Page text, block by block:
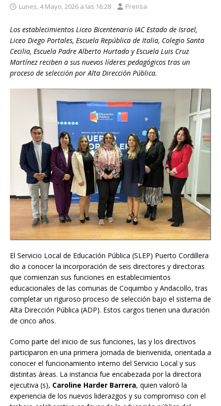
Lunes, 4 Mayo, 2026 a las 16:28 Prensa
Los establecimientos Liceo Bicentenario IAC Estado de Israel,
Liceo Diego Portales, Escuela República de Italia, Colegio Santa
Cecilia, Escuela Padre Alberto Hurtado y Escuela Luis Cruz
Martínez reciben a sus nuevos líderes pedagógicos tras un
proceso de selección por Alta Dirección Pública.
El Servicio Local de Educación Pública (SLEP) Puerto Cordillera
dio a conocer la incorporación de seis directores y directoras
que comienzan sus funciones en establecimientos
educacionales de las comunas de Coquimbo y Andacollo, tras
completar un riguroso proceso de selección bajo el sistema de
Alta Dirección Pública (ADP). Estos cargos tienen una duración
de cinco años.
Como parte del inicio de sus funciones, las y los directivos
participaron en una primera jornada de bienvenida, orientada a
conocer el funcionamiento interno del Servicio Local y sus
distintas áreas. La instancia fue encabezada por la directora
ejecutiva (s), Caroline Harder Barrera, quien valoró la
experiencia de los nuevos liderazgos y su compromiso con el